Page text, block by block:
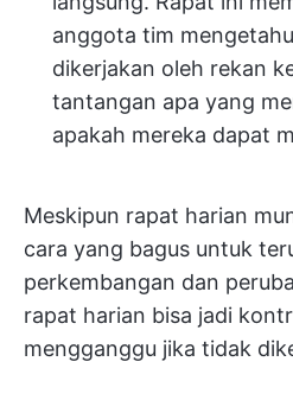
anggota tim
dikerjakan oleh rekan
tantangan apa yang
apakah mereka dapat
Meskipun rapat harian
cara yang bagus untuk
perkembangan dan
rapat harian bisa jadi
mengganggu jika tidak